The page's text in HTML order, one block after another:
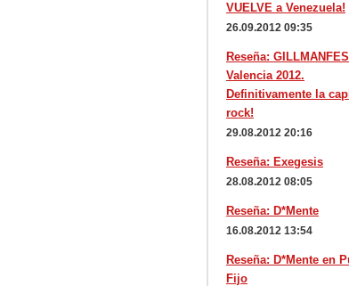
VUELVE a Venezuela!
26.09.2012 09:35
Reseña:
Valencia 2012.
Definitivamente la
rock!
29.08.2012 20:16
Reseña: Exegesis
28.08.2012 08:05
Reseña: D*Mente
16.08.2012 13:54
Reseña: D*Mente en
Fijo